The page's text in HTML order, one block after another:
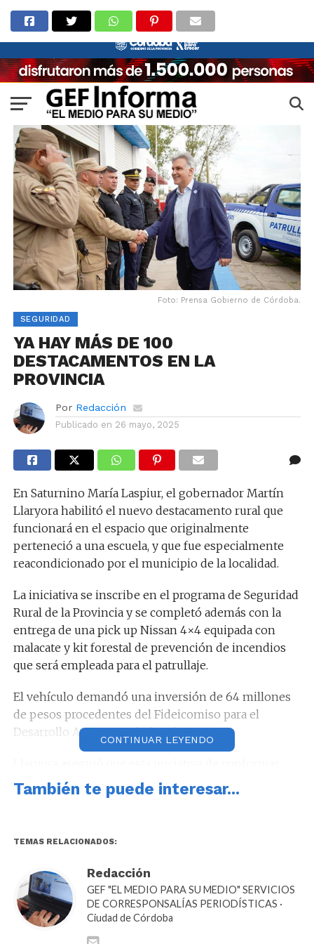
Foto: Prensa Gobierno de Córdoba.
SEGURIDAD
YA HAY MÁS DE 100
DESTACAMENTOS EN LA
PROVINCIA
Por Redacción
Publicado en 26 mayo, 2025
En Saturnino María Laspiur, el gobernador Martín
Llaryora habilitó el nuevo destacamento rural que
funcionará en el espacio que originalmente
perteneció a una escuela, y que fue especialmente
reacondicionado por el municipio de la localidad.
La iniciativa se inscribe en el programa de Seguridad
Rural de la Provincia y se completó además con la
entrega de una pick up Nissan 4×4 equipada con
malacate y kit forestal de prevención de incendios
que será empleada para el patrullaje.
El vehículo demandó una inversión de 64 millones
de pesos procedentes del Fideicomiso para el
Desarrollo Agropecuario (FDA).
patrullas rurales está siendo analizada por otras
provincias, al tiempo que agradeció el rol de la fuerza
productores y enemiga de los delincuentes”.
CONTINUAR LEYENDO
También te puede interesar...
TEMAS RELACIONADOS:
Redacción
GEF "EL MEDIO PARA SU MEDIO" SERVICIOS
DE CORRESPONSALÍAS PERIODÍSTICAS ·
Ciudad de Córdoba